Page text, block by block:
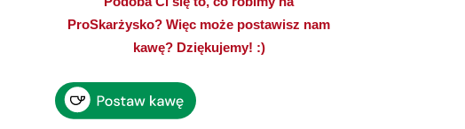
ProSkarżysko? Więc może postawisz nam
kawę? Dziękujemy! :)